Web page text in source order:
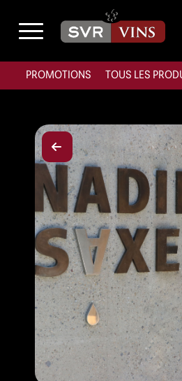
PROMOTIONS TOUS LES